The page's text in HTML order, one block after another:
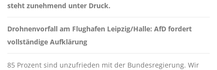
steht zunehmend unter Druck.
Drohnenvorfall am Flughafen Leipzig/Halle: AfD fordert
vollständige Aufklärung
85 Prozent sind unzufrieden mit der Bundesregierung. Wir